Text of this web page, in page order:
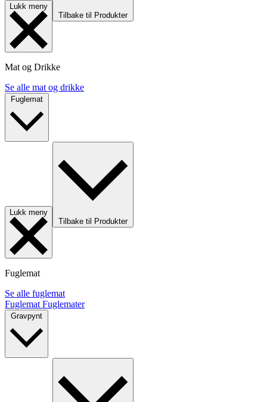
Lukk meny
Tilbake til Produkter
Mat og Drikke
Se alle mat og drikke
Lukk meny
Tilbake til Produkter
Fuglemat
Se alle fuglemat
Fuglemat Fuglemater